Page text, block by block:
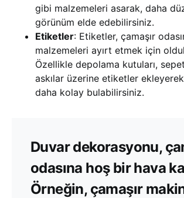
gibi malzemeleri asarak, daha
görünüm elde edebilirsiniz.
Etiketler: Etiketler, çamaşır
malzemeleri ayırt etmek için
Özellikle depolama kutuları,
askılar üzerine etiketler
daha kolay bulabilirsiniz.
Duvar dekorasyonu,
odasına hoş bir hava
Örneğin, çamaşır